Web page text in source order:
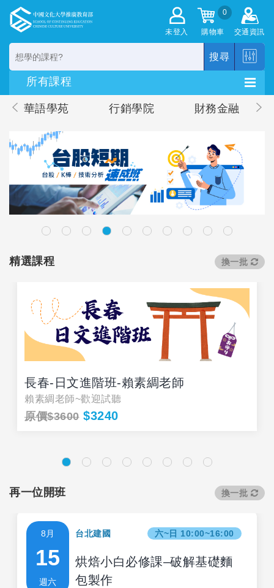
未登入
0
購物車 交通資訊
搜尋
華語學苑 行銷學院 財務金融
精選課程 換一批
長春-日文進階班-賴素綢老師
賴素綢老師~歡迎試聽
原價$3600$3240
再一位開班 換一批
8月
15
週六
台北建國 六~日 10:00~16:00
烘焙小白必修課–破解基礎麵
包製作